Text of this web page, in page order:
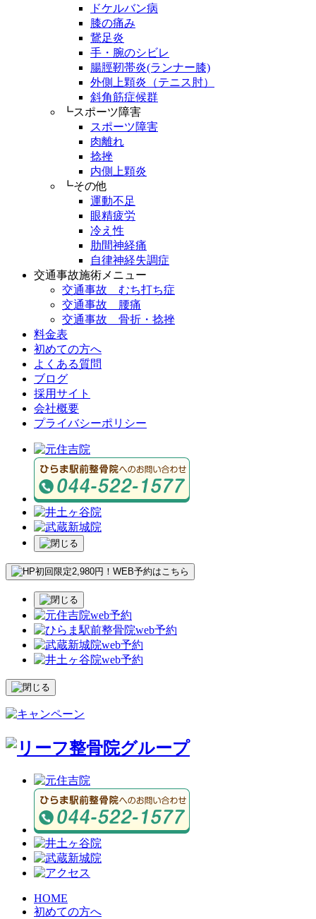
ドケルバン病
膝の痛み
鵞足炎
手・腕のシビレ
腸脛靭帯炎(ランナー膝)
外側上顆炎（テニス肘）
斜角筋症候群
┗スポーツ障害
スポーツ障害
肉離れ
捻挫
内側上顆炎
┗その他
運動不足
眼精疲労
冷え性
肋間神経痛
自律神経失調症
交通事故施術メニュー
交通事故 むち打ち症
交通事故 腰痛
交通事故 骨折・捻挫
料金表
初めての方へ
よくある質問
ブログ
採用サイト
会社概要
プライバシーポリシー
HOME
初めての方へ